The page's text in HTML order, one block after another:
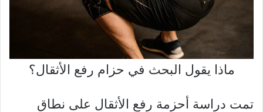
ماذا يقول البحث في حزام رفع الأثقال؟
تمت دراسة أحزمة رفع الأثقال على نطاق